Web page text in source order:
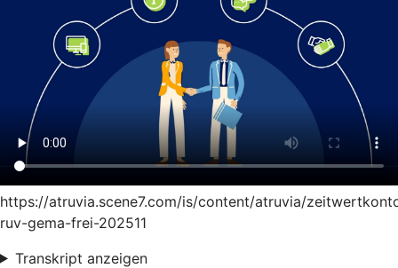
https://atruvia.scene7.com/is/content/atruvia/
ruv-gema-frei-202511
Transkript anzeigen